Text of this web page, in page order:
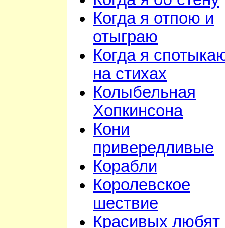
Когда я отпою и
отыграю
Когда я
на стихах
Колыбельная
Хопкинсона
Кони
привередливые
Корабли
Королевское
шествие
Красивых любят